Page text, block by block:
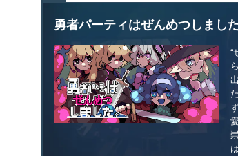
勇者パーティはぜんめつしました
“